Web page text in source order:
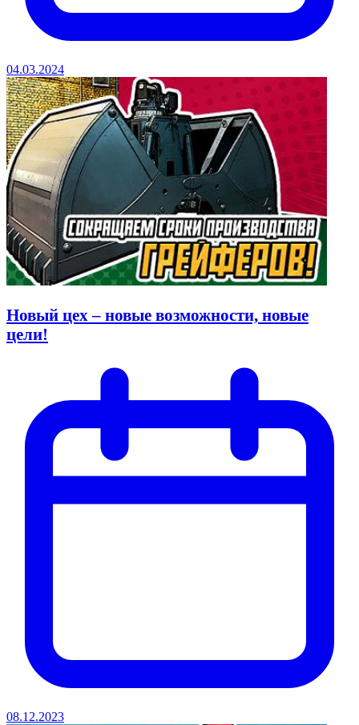
04.03.2024
Новый цех – новые возможности, новые
цели!
08.12.2023